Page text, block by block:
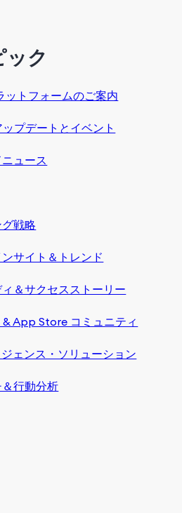
ック
ットフォームのご案内
プデートとイベント
ュース
戦略
サイト＆トレンド
＆サクセスストーリー
App Store コミュニティ
ェンス・ソリューション
行動分析